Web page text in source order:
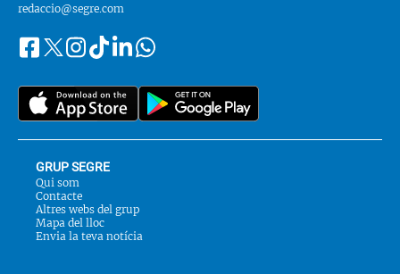
redaccio@segre.com
Segueix-
a::
FacebookInstagram
TiktokLinkedinWhatsapp
GRUP SEGRE
Qui som
Contacte
Altres webs del grup
Mapa del lloc
Envia la teva notícia